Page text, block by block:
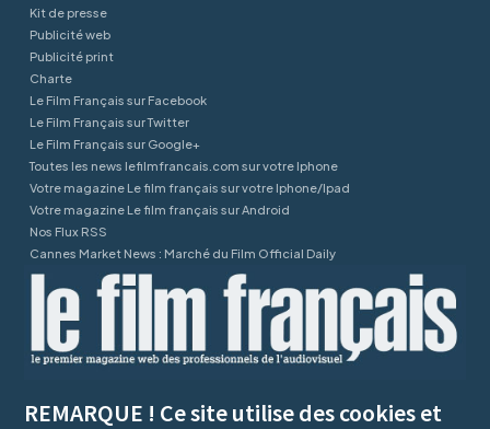
Kit de presse
Publicité web
Publicité print
Charte
Le Film Français sur Facebook
Le Film Français sur Twitter
Le Film Français sur Google+
Toutes les news lefilmfrancais.com sur votre Iphone
Votre magazine Le film français sur votre Iphone/Ipad
Votre magazine Le film français sur Android
Nos Flux RSS
Cannes Market News : Marché du Film Official Daily
REMARQUE ! Ce site utilise des cookies et